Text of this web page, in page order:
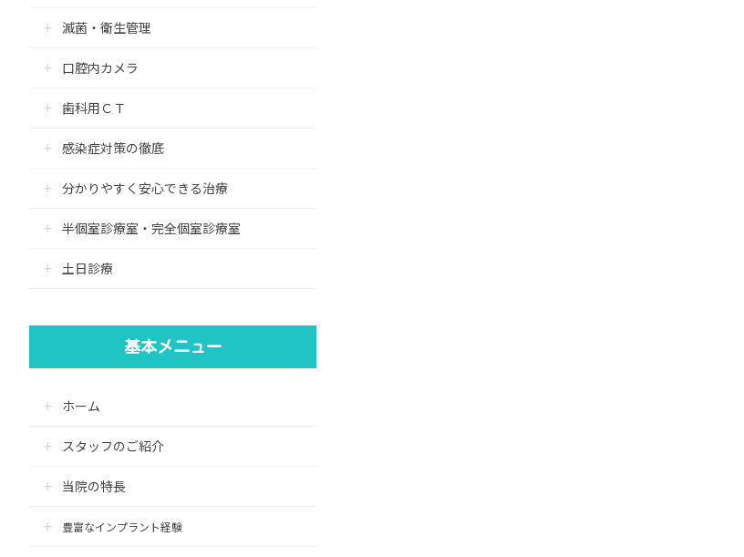
滅菌・衛生管理
口腔内カメラ
歯科用ＣＴ
感染症対策の徹底
分かりやすく安心できる治療
半個室診療室・完全個室診療室
土日診療
基本メニュー
ホーム
スタッフのご紹介
当院の特長
豊富なインプラント経験